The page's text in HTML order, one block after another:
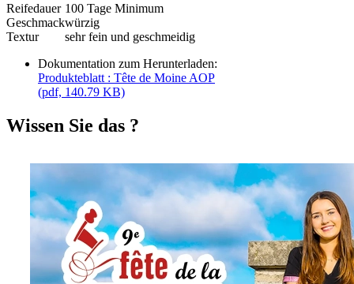
Reifedauer 100 Tage Minimum
Geschmackwürzig
Textur
sehr fein und geschmeidig
Dokumentation zum Herunterladen:
Produkteblatt : Tête de Moine AOP
(pdf, 140.79 KB)
Wissen Sie das ?